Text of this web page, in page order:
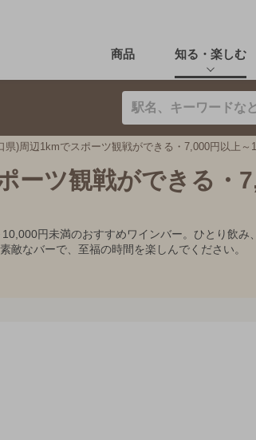
商品 知る・楽しむ
県)周辺1kmでスポーツ観戦ができる・7,000円以上～
ーツ観戦ができる・
円未満のおすすめワインバー。ひとり飲
なバーで、至福の時間を楽しんでください。